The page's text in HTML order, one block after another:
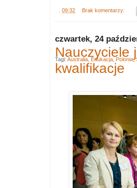
09:32 Brak komentarzy:
czwartek, 24
Nauczyciele
kwalifikacje
Tagi: Australia Edukacja Polonia,